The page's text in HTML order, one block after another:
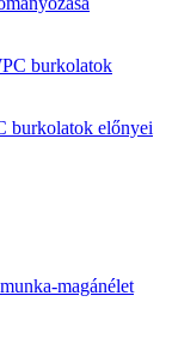
burkolatok előnyei
magánélet